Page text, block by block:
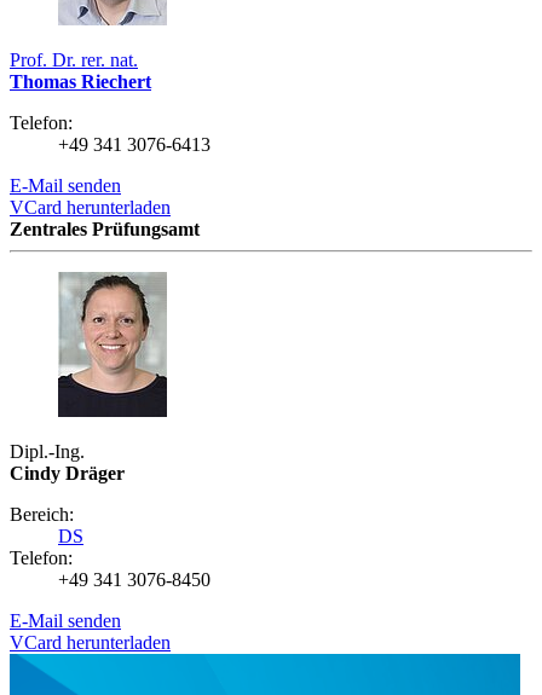
Prof. Dr. rer. nat.
Thomas Riechert
Telefon:
+49 341 3076-6413
E-Mail senden
VCard herunterladen
Zentrales Prüfungsamt
Dipl.-Ing.
Cindy Dräger
Bereich:
DS
Telefon:
+49 341 3076-8450
E-Mail senden
VCard herunterladen